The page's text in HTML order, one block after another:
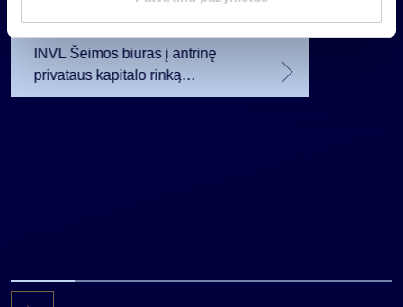
s
2026 07 28
INVL Šeimos biuras į antrinę
privataus kapitalo rinką
investuojantį fondą pritraukė 17,4